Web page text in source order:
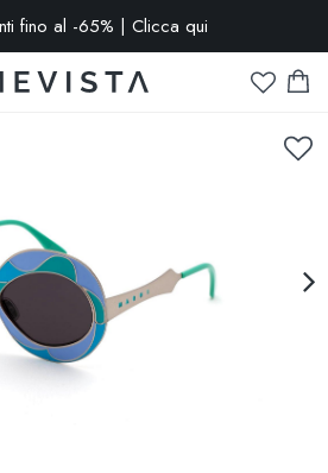
fino al -65% | Clicca qui
con lenti graduate | Codice:
VISION15